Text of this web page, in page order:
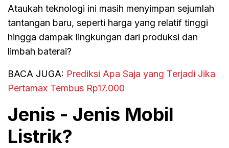
Ataukah teknologi ini masih menyimpan sejumlah
tantangan baru, seperti harga yang relatif tinggi
hingga dampak lingkungan dari produksi dan
limbah baterai?
BACA JUGA: Prediksi Apa Saja yang Terjadi Jika
Pertamax Tembus Rp17.000
Jenis - Jenis Mobil
Listrik?